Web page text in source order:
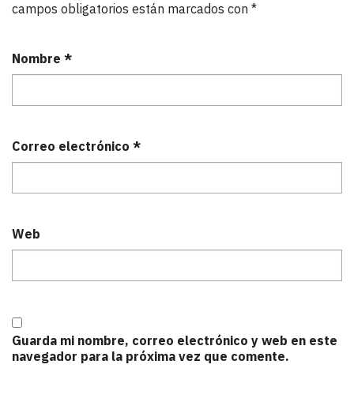
campos obligatorios están marcados con *
Nombre *
Correo electrónico *
Web
Guarda mi nombre, correo electrónico y web en este
navegador para la próxima vez que comente.